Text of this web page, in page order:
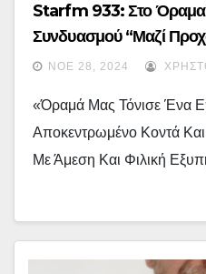
Starfm 933: Στο Όραμα
Συνδυασμού “Μαζί
Αναφέρθηκε Ο
Επιμελητηρίου
ΝΟΈ 28, 2024
«Όραμά Μας Τόνισε Ένα
Αποκεντρωμένο Κοντά
Με Άμεση Και Φιλική